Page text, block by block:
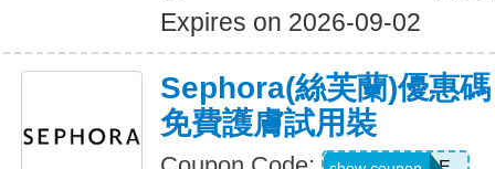
Expires on 2026-09-02
Sephora(絲芙蘭)優惠
免費護膚試用裝